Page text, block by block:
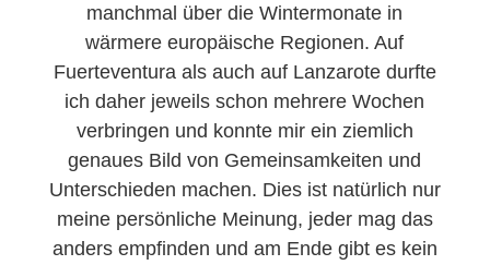
manchmal über die Wintermonate in
wärmere europäische Regionen. Auf
Fuerteventura als auch auf Lanzarote durfte
ich daher jeweils schon mehrere Wochen
verbringen und konnte mir ein ziemlich
genaues Bild von Gemeinsamkeiten und
Unterschieden machen. Dies ist natürlich nur
meine persönliche Meinung, jeder mag das
anders empfinden und am Ende gibt es kein